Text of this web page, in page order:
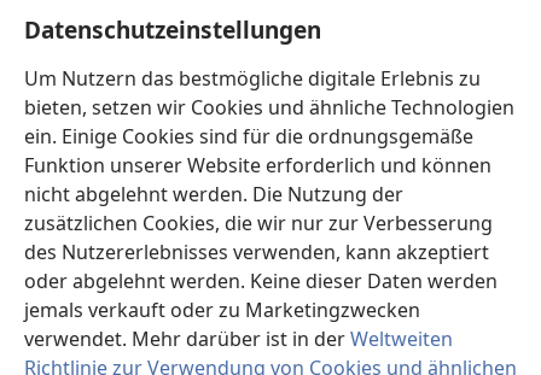
Datenschutzeinstellungen
Um Nutzern das bestmögliche digitale Erlebnis zu
bieten, setzen wir Cookies und ähnliche Technologien
ein. Einige Cookies sind für die ordnungsgemäße
Funktion unserer Website erforderlich und können
nicht abgelehnt werden. Die Nutzung der
zusätzlichen Cookies, die wir nur zur Verbesserung
des Nutzererlebnisses verwenden, kann akzeptiert
oder abgelehnt werden. Keine dieser Daten werden
jemals verkauft oder zu Marketingzwecken
verwendet. Mehr darüber ist in derWeltweiten
Richtlinie zur Verwendung von Cookies und ähnlichen
Videos
Videos mit Audiodeskriptionen
Suche
Spenden
(öffnet
neues
Fenster)Wachtturm ONLINE-BIBLIOTHEK
(öffnet
neues
Fenster)JW Hub®
(öffnet
neues
Fenster)